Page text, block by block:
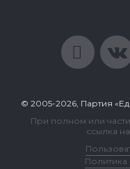
© 2005-2026, Партия
При полном или
ссылка